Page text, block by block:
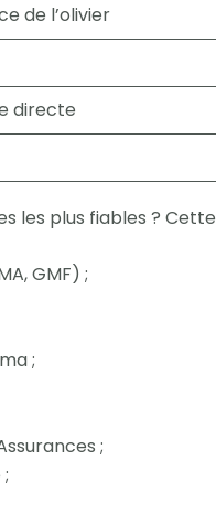
de l’olivier
directe
les plus fiables ?
GMF) ;
;
;